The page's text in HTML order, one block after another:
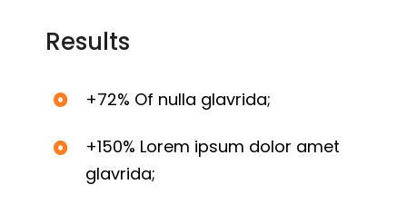
Results
+72% Of nulla glavrida;
+150% Lorem ipsum dolor amet
glavrida;